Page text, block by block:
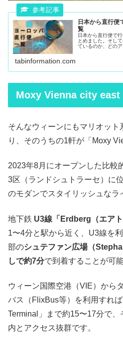
日本から直行便
覧
日本から直行便で
とめました。そし
ているのか、どの
tabinformation.com
Moxy Vienna city east
そんなウィーンにもマリオット
り、そのうちの1軒が「Moxy
2023年8月にオープンした比較
3区（ランドシュトラーセ）に
のモダンでスタイリッシュなラ
地下鉄 U3線「Erdberg（エア
1〜4分と駅から近く、U3線を
部のシュテファン広場（
しで約7分で到着することが可能
ウィーン国際空港（VIE）から
バス（FlixBus等）を利用すれ
Terminal」まで約15〜17分で、
内とアクセス抜群です。